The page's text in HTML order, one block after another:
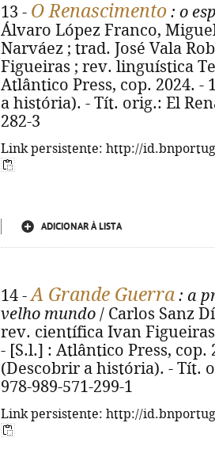
13 - O Renascimento : o
Álvaro López Franco,
Narváez ; trad. José Vala
Figueiras ; rev. linguística
Atlântico Press, cop. 2024. -
a história). - Tít. orig.: El
282-3
Link persistente: http://
ADICIONAR À LISTA
14 -A Grande Guerra : a
velho mundo / Carlos Sanz
rev. científica Ivan Figueiras
- [S.l.] : Atlântico Press, cop.
(Descobrir a história). - Tít.
978-989-571-299-1
Link persistente: http://